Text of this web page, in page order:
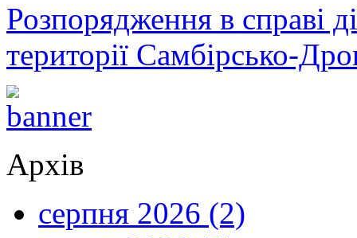
Розпорядження в справі
території Самбірсько-
Архів
серпня 2026 (2)